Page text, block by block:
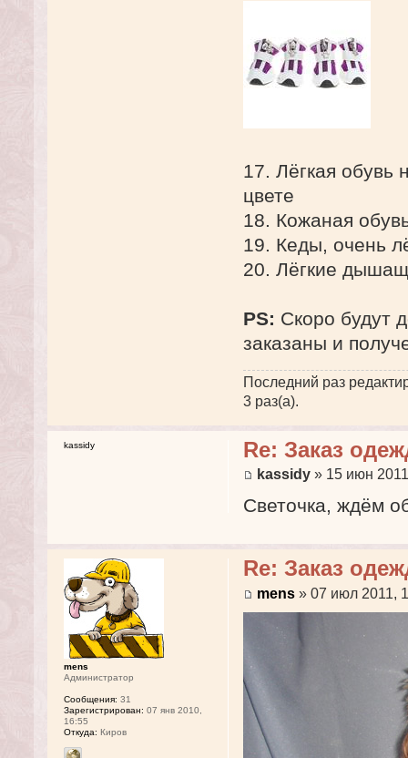
17. Лёгкая
цвете
18. Кожаная
19. Кеды, очень
20. Лёгкие
PS: Скоро будут
заказаны и
Последний раз
3 раз(а).
Re: Заказ
kassidy » 15 июн
Светочка, ждём
kassidy
Re: Заказ
mens » 07 июл 2011,
mens
Администратор
Сообщения: 31
Зарегистрирован: 07 янв 2010,
16:55
Откуда: Киров